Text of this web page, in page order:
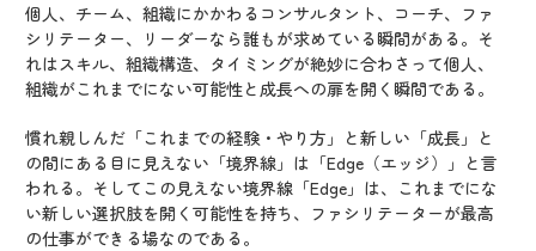
個人、チーム、組織にかかわるコンサルタント、コーチ、ファ
シリテーター、リーダーなら誰もが求めている瞬間がある。そ
れはスキル、組織構造、タイミングが絶妙に合わさって個人、
組織がこれまでにない可能性と成長への扉を開く瞬間である。
慣れ親しんだ「これまでの経験・やり方」と新しい「成長」と
の間にある目に見えない「境界線」は「Edge（エッジ）」と言
われる。そしてこの見えない境界線「Edge」は、これまでにな
い新しい選択肢を開く可能性を持ち、ファシリテーターが最高
の仕事ができる場なのである。